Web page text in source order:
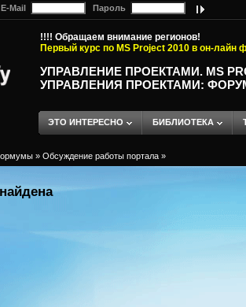
Mail Пароль
!!!! Обращаем внимание регионов!
Первый курс по MS Project 2010 в он-лайн
УПРАВЛЕНИЕ ПРОЕКТАМИ. MS
УПРАВЛЕНИЯ ПРОЕКТАМИ:
ЭТО ИНТЕРЕСНО БИБЛИОТЕКА
» Обсуждение работы портала »